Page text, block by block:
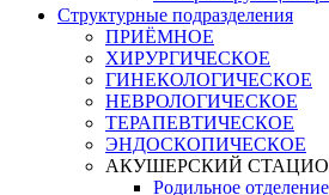
Структурные подразделения
ПРИЁМНОЕ
ХИРУРГИЧЕСКОЕ
ГИНЕКОЛОГИЧЕСКОЕ
НЕВРОЛОГИЧЕСКОЕ
ТЕРАПЕВТИЧЕСКОЕ
ЭНДОСКОПИЧЕСКОЕ
АКУШЕРСКИЙ
Родильное отделение